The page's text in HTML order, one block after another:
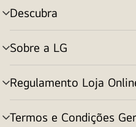
Descubra
alternar
menu
Sobre a LG
alternar
menu
Regulamento Loja
alternar
menu
Termos e Condições
alternar